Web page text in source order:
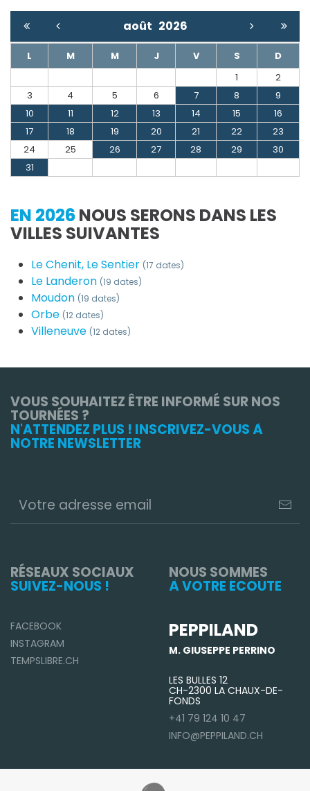
août 2026
L M M J V S
D
1
2
3
4 5 6 7 8
9
10
11 12 13 14 15
16
17
18 19 20 21 22
23
24
25 26 27 28 29
30
31
EN 2026 NOUS SERONS DANS LES
VILLES SUIVANTES
Le Chenit, Le Sentier (17 dates)
Le Landeron (19 dates)
Moudon (19 dates)
Orbe (12 dates)
Villeneuve (12 dates)
VOUS SOUHAITEZ ÊTRE INFORMÉ SUR NOS
TOURNÉES ?
N'ATTENDEZ PLUS ! INSCRIVEZ-VOUS À
NOTRE NEWSLETTER
RÉSEAUX SOCIAUX
SUIVEZ-NOUS !
FACEBOOK
INSTAGRAM
TEMPSLIBRE.CH
NOUS SOMMES
À VOTRE ÉCOUTE
PEPPILAND
M. GIUSEPPE PERRINO
LES BULLES 12
CH-2300 LA CHAUX-DE-
FONDS
+41 79 124 10 47
INFO@PEPPILAND.CH